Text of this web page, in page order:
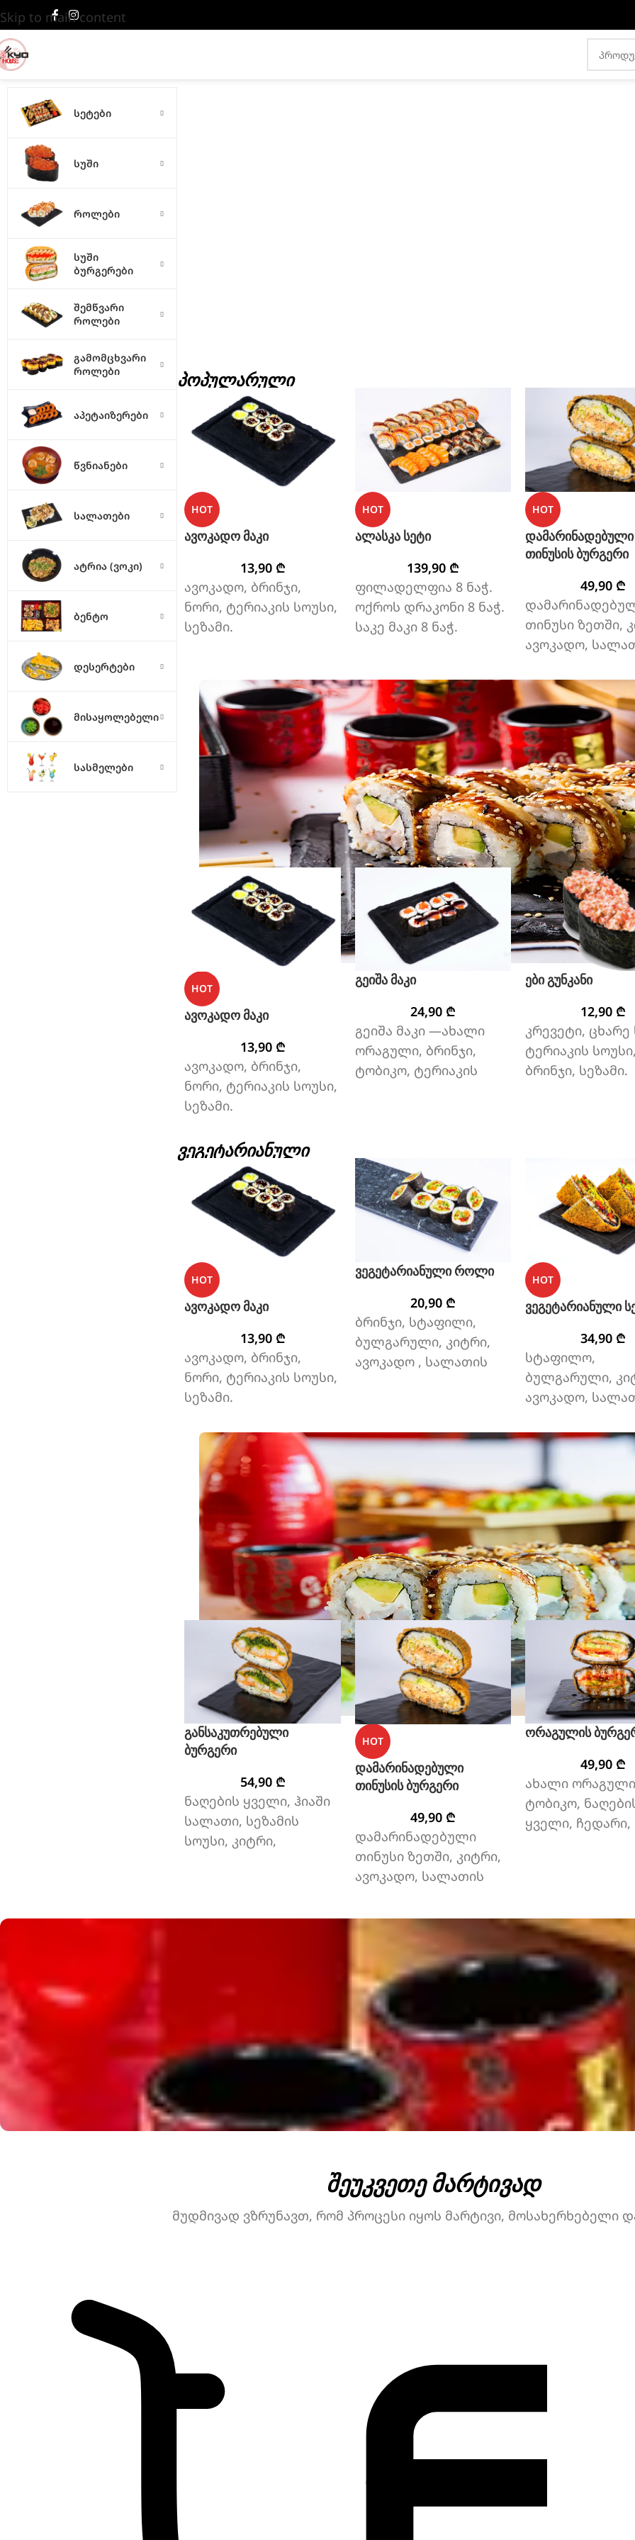
Skip to main content
სეტები
სუში
როლები
სუში
ბურგერები
შემწვარი
როლები
გამომცხვარი
როლები
აპეტაიზერები
წვნიანები
სალათები
ატრია (ვოკი)
ბენტო
დესერტები
მისაყოლებელი
სასმელები
ᲞᲝᲞᲣᲚᲐᲠᲣᲚᲘ
HOT
ავოკადო მაკი
13,90 ₾
ავოკადო, ბრინჯი,
ნორი, ტერიაკის სოუსი,
სეზამი.
HOT
ალასკა სეტი
139,90 ₾
ფილადელფია 8 ნაჭ.
ოქროს დრაკონი 8 ნაჭ.
საკე მაკი 8 ნაჭ.
ნიგირი 4 ნაჭ. 32
ნაჭერი.
HOT
დამარინადებული
თინუსის ბურგერი
49,90 ₾
თინუსი ზეთში,
ავოკადო,
ხახვი, ცხარე
ჰალაპენიო,
ნაღების ყველი,
სეზამი, ბრინჯი,
ცომი, კვერცი.
HOT
ავოკადო მაკი
13,90 ₾
ავოკადო, ბრინჯი,
ნორი, ტერიაკის სოუსი,
სეზამი.
გეიშა მაკი
24,90 ₾
გეიშა მაკი —ახალი
ორაგული, ბრინჯი,
ტობიკო, ტერიაკის
ები გუნკანი
12,90 ₾
კრევეტი, ცხარე
ტერიაკის
ბრინჯი, სეზამი.
ᲕᲔᲒᲔᲢᲐᲠᲘᲐᲜᲣᲚᲘ
HOT
ავოკადო მაკი
13,90 ₾
ავოკადო, ბრინჯი,
ნორი, ტერიაკის სოუსი,
სეზამი.
ვეგეტარიანული როლი
20,90 ₾
ბრინჯი, სტაფილი,
ბულგარული, კიტრი,
ავოკადო , სალათის
HOT
ვეგეტარიანული
34,90 ₾
სტაფილო,
ბულგარული,
ავოკადო,
სოუსი, ბრინჯი,
განსაკუთრებული
ბურგერი
54,90 ₾
ნაღების ყველი, ჰიაში
სალათი, სეზამის
სოუსი, კიტრი,
ჩედარი, ცხარე სოუსი,
HOT
დამარინადებული
თინუსის ბურგერი
49,90 ₾
დამარინადებული
თინუსი ზეთში, კიტრი,
ავოკადო, სალათის
ხახვი, ცხარე სოუსი,
ჰალაპენიო, ჩედარი,
ნაღების ყველი, გაუდა,
სეზამი, ბრინჯი, ნორი,
ცომი, კვერცი.
ორაგულის
49,90 ₾
ახალი
ტობიკო,
ყველი, ჩედარი,
ბრინჯი, ნორი,
კვერცხი.
ᲨᲔᲣᲙᲕᲔᲗᲔ ᲛᲐᲠᲢᲘᲕᲐᲓ
მუდმივად ვზრუნავთ, რომ პროცესი იყოს მარტივი, მოსახერხებელი